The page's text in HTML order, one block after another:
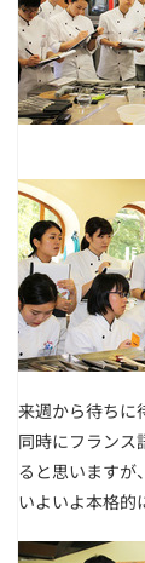
来週から待ちに
同時にフランス
ると思いますが
いよいよ本格的